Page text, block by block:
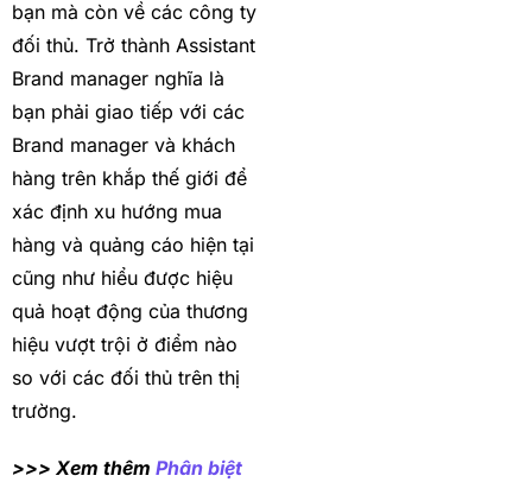
bạn mà còn về các công ty
đối thủ. Trở thành Assistant
Brand manager nghĩa là
bạn phải giao tiếp với các
Brand manager và khách
hàng trên khắp thế giới để
xác định xu hướng mua
hàng và quảng cáo hiện tại
cũng như hiểu được hiệu
quả hoạt động của thương
hiệu vượt trội ở điểm nào
so với các đối thủ trên thị
trường.
>>> Xem thêm Phân biệt